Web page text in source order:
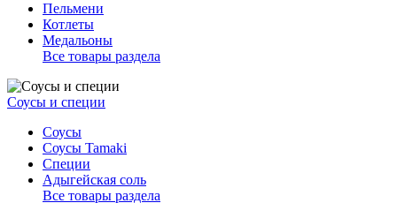
Пельмени
Котлеты
Медальоны
Все товары раздела
Соусы и специи
Соусы
Соусы Tamaki
Специи
Адыгейская соль
Все товары раздела